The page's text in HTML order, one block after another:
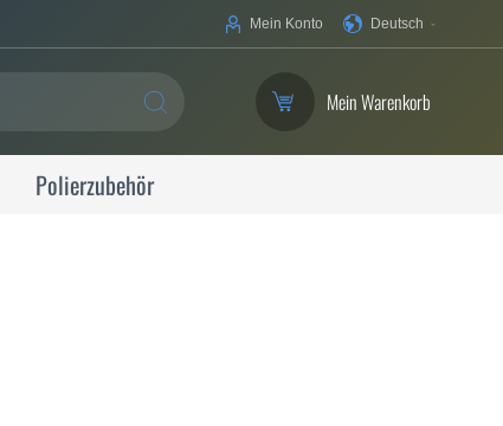
Ihre
Deutsch
Mein Konto
SUCHE Mein Warenkorb
Polierzubehör